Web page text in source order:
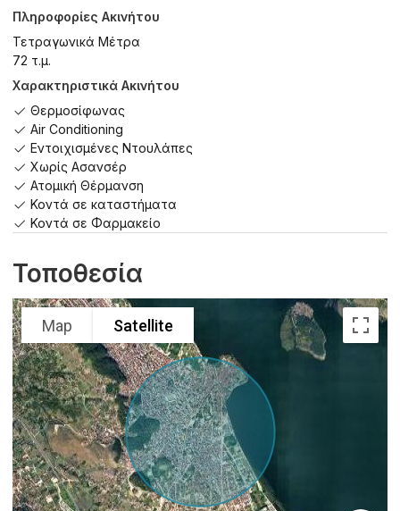
Πληροφορίες Ακινήτου
Τετραγωνικά Μέτρα
72 τ.μ.
Χαρακτηριστικά Ακινήτου
Θερμοσίφωνας
Air Conditioning
Εντοιχισμένες Ντουλάπες
Χωρίς Ασανσέρ
Ατομική Θέρμανση
Κοντά σε καταστήματα
Κοντά σε Φαρμακείο
Τοποθεσία
Map Satellite